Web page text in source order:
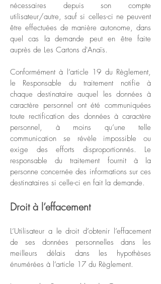
nécessaires depuis son compte
utilisateur/autre, sauf si celles-ci ne peuvent
être effectuées de manière autonome, dans
quel cas la demande peut en être faite
auprès de Les Cartons d'Anaïs.
Conformément à l’article 19 du Règlement,
le Responsable du traitement notifie à
chaque destinataire auquel les données à
caractère personnel ont été communiquées
toute rectification des données à caractère
personnel, à moins qu’une telle
communication se révèle impossible ou
exige des efforts disproportionnés. Le
responsable du traitement fournit à la
personne concernée des informations sur ces
destinataires si celle-ci en fait la demande.
Droit à l’effacement
L’Utilisateur a le droit d’obtenir l’effacement
de ses données personnelles dans les
meilleurs délais dans les hypothèses
énumérées à l’article 17 du Règlement.